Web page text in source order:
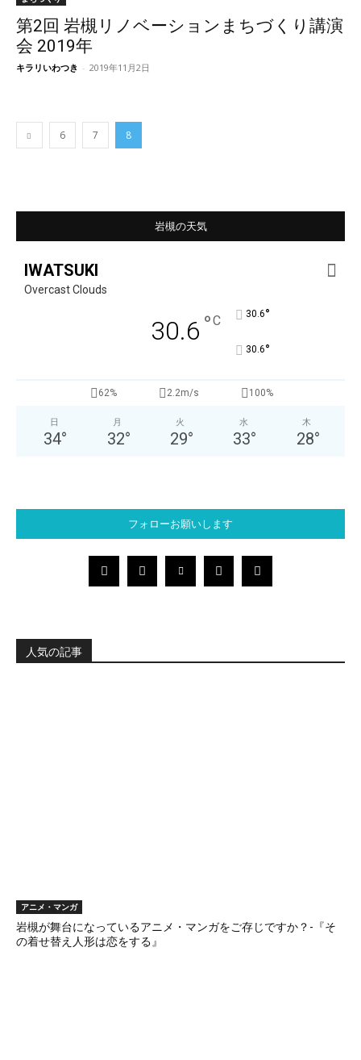
第2回 岩槻リノベーションまちづくり講演
会 2019年
キラリいわつき - 2019年11月2日
6 7 8
岩槻の天気
IWATSUKI
Overcast Clouds
30.6 °C 30.6°
30.6°
62% 2.2m/s 100%
日
34°
月
32°
火
29°
水
33°
木
28°
フォローお願いします
人気の記事
アニメ・マンガ
岩槻が舞台になっているアニメ・マンガをご存じですか？-『そ
の着せ替え人形は恋をする』